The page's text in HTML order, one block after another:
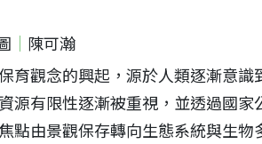
陳可瀚
育觀念的興起，源於人類逐漸意
源有限性逐漸被重視，並透過國
點由景觀保存轉向生態系統與生